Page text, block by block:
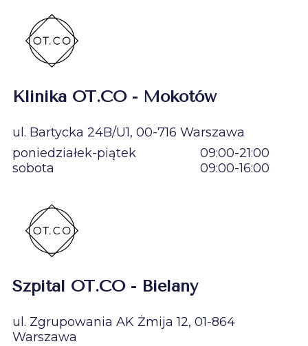
Klinika OT.CO - Mokotów
ul. Bartycka 24B/U1, 00-716 Warszawa
poniedziałek-piątek
09:00-21:00
sobota
09:00-16:00
Szpital OT.CO - Bielany
ul. Zgrupowania AK Żmija 12, 01-864
Warszawa